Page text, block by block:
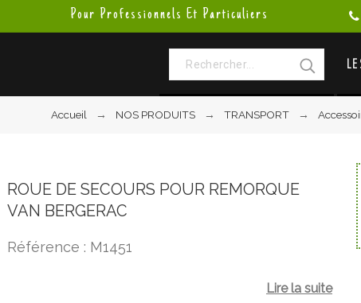
Pour Professionnels Et Particuliers
Accueil NOS PRODUITS TRANSPORT
ROUE DE SECOURS POUR REMORQUE
VAN BERGERAC
Référence : M1451
Lire la suite